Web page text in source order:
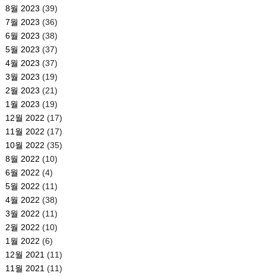
8월 2023 (39)
7월 2023 (36)
6월 2023 (38)
5월 2023 (37)
4월 2023 (37)
3월 2023 (19)
2월 2023 (21)
1월 2023 (19)
12월 2022 (17)
11월 2022 (17)
10월 2022 (35)
8월 2022 (10)
6월 2022 (4)
5월 2022 (11)
4월 2022 (38)
3월 2022 (11)
2월 2022 (10)
1월 2022 (6)
12월 2021 (11)
11월 2021 (11)